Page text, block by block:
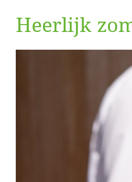
Heerlijk